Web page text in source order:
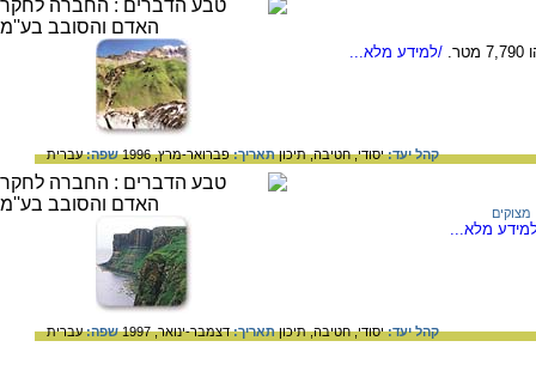
/למידע מלא...
קהל יעד:יסודי,חטיבה,תיכוןתאריך:פברואר-מרץ, 1996 שפה:עברית
מצוקים
מלא...
קהל יעד:יסודי,חטיבה,תיכוןתאריך:דצמבר-ינואר, 1997 שפה:עברית